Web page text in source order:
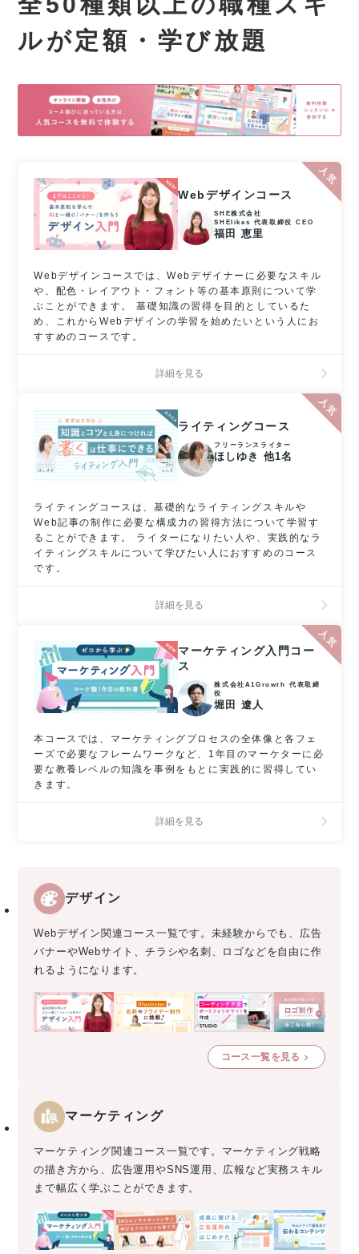
ルが定額・学び放題
Webデザインコース
SHE株式会社
SHElikes 代表取締役 CEO
福田 恵里
Webデザインコースでは、Webデザイナーに必要なスキル
や、配色・レイアウト・フォント等の基本原則について学
ぶことができます。 基礎知識の習得を目的としているた
め、これからWebデザインの学習を始めたいという人にお
すすめのコースです。
詳細を見る
ライティングコース
フリーランスライター
ほしゆき 他1名
ライティングコースは、基礎的なライティングスキルや
Web記事の制作に必要な構成力の習得方法について学習す
ることができます。 ライターになりたい人や、実践的なラ
イティングスキルについて学びたい人におすすめのコース
です。
詳細を見る
マーケティング入門コー
ス
株式会社A1Growth 代表取締
役
堀田 遼人
本コースでは、マーケティングプロセスの全体像と各フェ
ーズで必要なフレームワークなど、1年目のマーケターに必
要な教養レベルの知識を事例をもとに実践的に習得してい
きます。
詳細を見る
デザイン
Webデザイン関連コース一覧です。未経験からでも、広告
バナーやWebサイト、チラシや名刺、ロゴなどを自由に作
れるようになります。
コース一覧を見る
マーケティング
マーケティング関連コース一覧です。マーケティング戦略
の描き方から、広告運用やSNS運用、広報など実務スキル
まで幅広く学ぶことができます。